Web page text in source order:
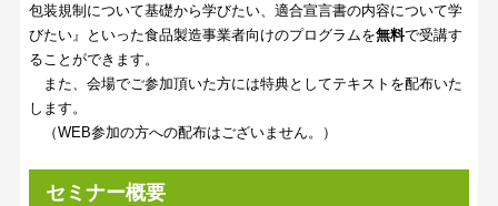
包装規制について基礎から学びたい、適合宣言書の内容について学
びたい』といった食品製造事業者向けのプログラムを無料で受講す
ることができます。
また、会場でご参加頂いた方には特典としてテキストを配布いた
します。
（WEB参加の方への配布はございません。）
セミナー概要